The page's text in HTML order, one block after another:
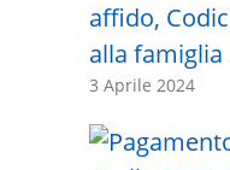
affido,
alla
3 Aprile 2024